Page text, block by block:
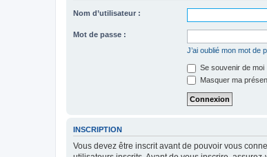
Nom d’utilisateur :
Mot de passe :
J’ai oublié mon mot de
Se souvenir de moi
Masquer ma
INSCRIPTION
Vous devez être inscrit avant de pouvoir vous